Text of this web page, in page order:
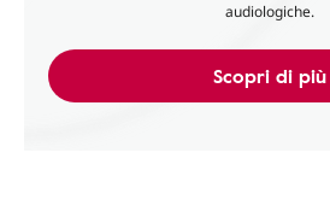
audiologiche.
Scopri di più